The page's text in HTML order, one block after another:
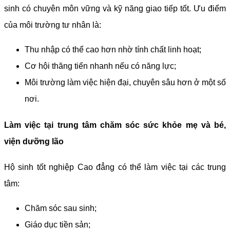
sinh có chuyên môn vững và kỹ năng giao tiếp tốt. Ưu điểm
của môi trường tư nhân là:
Thu nhập có thể cao hơn nhờ tính chất linh hoạt;
Cơ hội thăng tiến nhanh nếu có năng lực;
Môi trường làm việc hiện đại, chuyên sâu hơn ở một số
nơi.
Làm việc tại trung tâm chăm sóc sức khỏe mẹ và bé,
viện dưỡng lão
Hộ sinh tốt nghiệp Cao đẳng có thể làm việc tại các trung
tâm:
Chăm sóc sau sinh;
Giáo dục tiền sản;